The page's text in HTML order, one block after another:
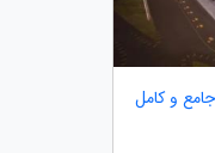
جامع و کامل